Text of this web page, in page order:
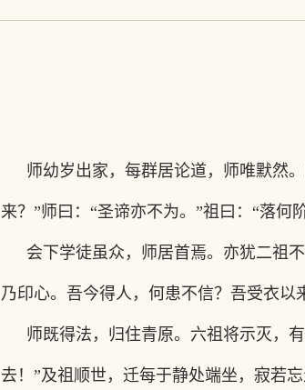
师幼岁出家，每群居论道，师唯默然
来？”师曰：“圣谛亦不为。”祖曰：“落何
会下学徒虽众，师居首焉。亦犹二祖
乃印心。吾今得人，何患不信？吾受衣
师既得法，归住青原。六祖将示灭，
去！”及祖顺世，迁每于静处端坐，寂若